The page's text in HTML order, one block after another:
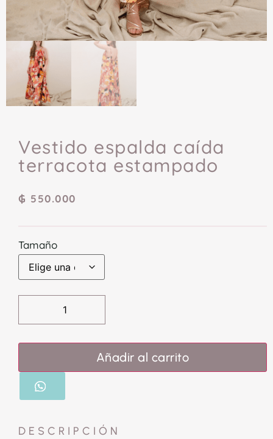
Vestido espalda caída
terracota estampado
₲ 550.000
Tamaño
Añadir al carrito
DESCRIPCIÓN